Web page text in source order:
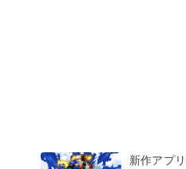
新作アプ